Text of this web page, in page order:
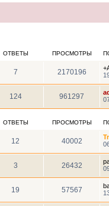
ОТВЕТЫ ПРОСМОТРЫ
7 2170196
124 961297
ОТВЕТЫ ПРОСМОТРЫ
12 40002
3 26432
19 57567